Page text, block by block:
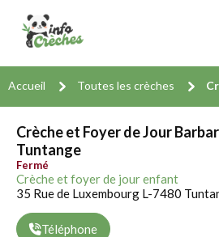
Accueil Toutes les crèches
Crèche et Foyer de Jour
Tuntange
Fermé
Crèche et foyer de jour enfant
35 Rue de Luxembourg L-7480
Téléphone